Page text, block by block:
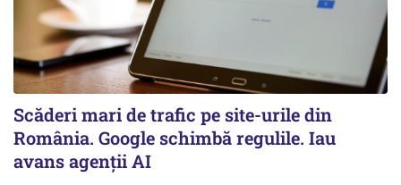
Scăderi mari de trafic pe site-urile din
România. Google schimbă regulile. Iau
avans agenții AI